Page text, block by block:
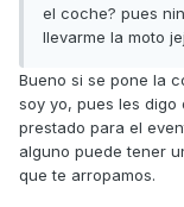
el coche? pues
llevarme la moto
Bueno si se pone la
soy yo, pues les digo
prestado para el
alguno puede tener
que te arropamos.